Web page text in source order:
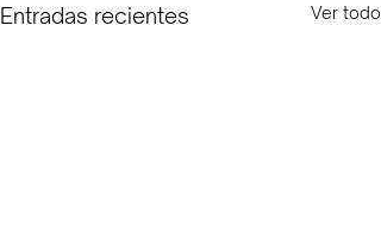
Entradas recientes Ver todo